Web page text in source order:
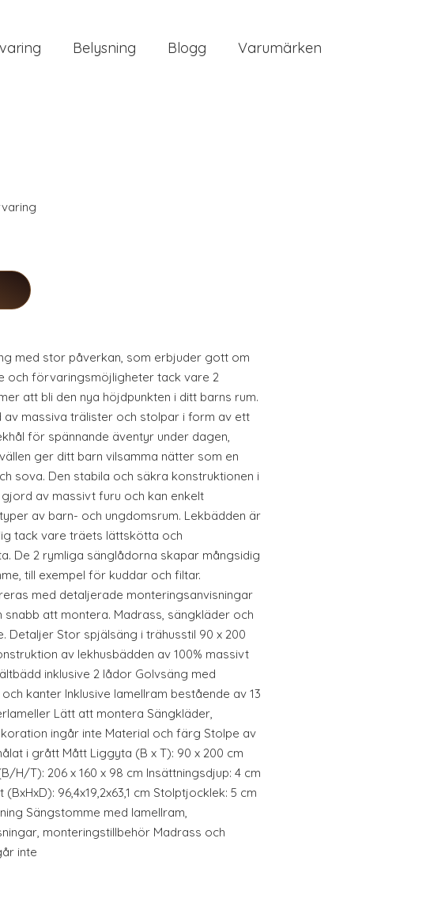
Belysning Blogg Varumärken
med stor påverkan, som erbjuder gott om
och förvaringsmöjligheter tack vare 2
att bli den nya höjdpunkten i ditt barns rum.
av massiva trälister och stolpar i form av ett
för spännande äventyr under dagen,
ger ditt barn vilsamma nätter som en
sova. Den stabila och säkra konstruktionen i
av massivt furu och kan enkelt
av barn- och ungdomsrum. Lekbädden är
tack vare träets lättskötta och
De 2 rymliga sänglådorna skapar mångsidig
till exempel för kuddar och filtar.
med detaljerade monteringsanvisningar
snabb att montera. Madrass, sängkläder och
Detaljer Stor spjälsäng i trähusstil 90 x 200
av lekhusbädden av 100% massivt
inklusive 2 lådor Golvsäng med
kanter Inklusive lamellram bestående av 13
Lätt att montera Sängkläder,
ingår inte Material och färg Stolpe av
i grått Mått Liggyta (B x T): 90 x 200 cm
H/T): 206 x 160 x 98 cm Insättningsdjup: 4 cm
96,4x19,2x63,1 cm Stolptjocklek: 5 cm
Sängstomme med lamellram,
monteringstillbehör Madrass och
inte